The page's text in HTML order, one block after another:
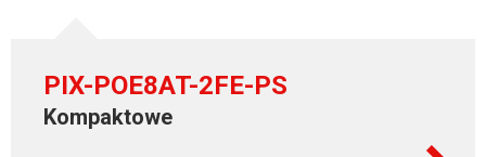
PIX-POE8AT-2FE-PS
Kompaktowe